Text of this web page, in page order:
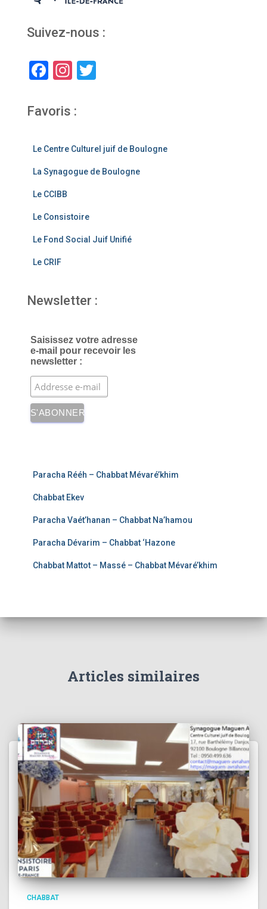
Suivez-nous :
F
c
b
o
o
k
In
a
a
m
Favoris :
Le Centre Culturel juif de Boulogne
La Synagogue de Boulogne
Le CCIBB
Le Consistoire
Le Fond Social Juif Unifié
Le CRIF
Newsletter :
Saisissez votre adresse
e-mail pour recevoir les
newsletter :
Paracha Rééh – Chabbat Mévaré’khim
Chabbat Ekev
Paracha Vaét’hanan – Chabbat Na’hamou
Paracha Dévarim – Chabbat ‘Hazone
Chabbat Mattot – Massé – Chabbat Mévaré’khim
Articles similaires
CHABBAT